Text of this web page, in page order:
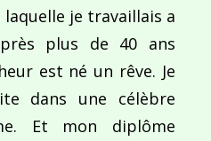
laquelle je travaillais a
plus de 40 ans
est né un rêve. Je
dans une célèbre
Et mon diplôme